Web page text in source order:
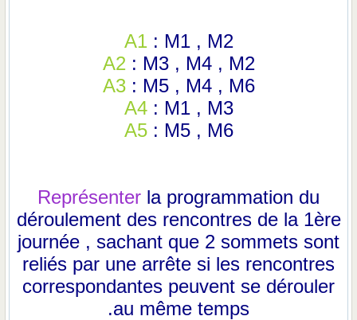
A1: M1 , M2
A2 : M3 , M4 , M2
A3: M5 , M4 , M6
A4: M1 , M3
A5: M5 , M6
Représenter la programmation du
déroulement des rencontres de la 1ère
journée , sachant que 2 sommets sont
reliés par une arrête si les rencontres
correspondantes peuvent se dérouler
au même temps.